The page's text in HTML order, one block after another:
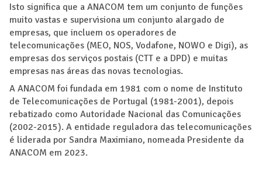
Isto significa que a ANACOM tem um conjunto de funções
muito vastas e supervisiona um conjunto alargado de
empresas, que incluem os operadores de
telecomunicações (MEO, NOS, Vodafone, NOWO e Digi), as
empresas dos serviços postais (CTT e a DPD) e muitas
empresas nas áreas das novas tecnologias.
A ANACOM foi fundada em 1981 com o nome de Instituto
de Telecomunicações de Portugal (1981-2001), depois
rebatizado como Autoridade Nacional das Comunicações
(2002-2015). A entidade reguladora das telecomunicações
é liderada por Sandra Maximiano, nomeada Presidente da
ANACOM em 2023.